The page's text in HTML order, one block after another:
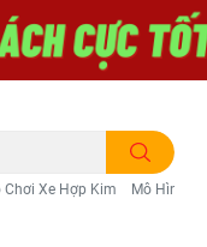
Chơi Xe Hợp Kim Mô Hình